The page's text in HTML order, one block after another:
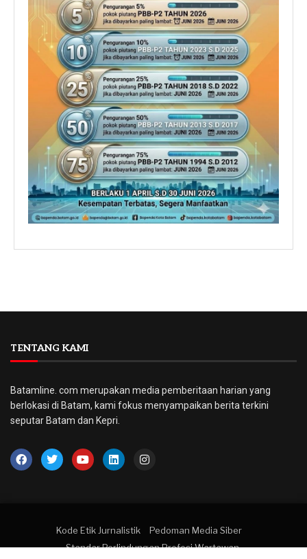
TENTANG KAMI
Batamline. com merupakan media pemberitaan harian yang
berlokasi di Batam, kami fokus menyampaikan berita terkini
seputar Batam dan Kepri.
Kode Etik Jurnalistik
Pedoman Media Siber
Standar Perlindungan Profesi Wartawan